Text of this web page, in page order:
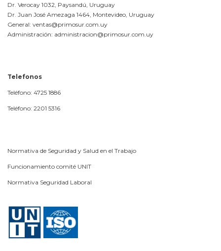
Dr. Verocay 1032, Paysandú, Uruguay
Dr. Juan José Amezaga 1464, Montevideo, Uruguay
General: ventas@primosur.com.uy
Administración: administracion@primosur.com.uy
Telefonos
Teléfono: 4725 1886
Teléfono: 2201 5316
Normativa de Seguridad y Salud en el Trabajo
Funcionamiento comité UNIT
Normativa Seguridad Laboral